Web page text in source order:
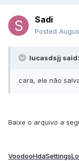
Sadi
Posted
lucasdsjj said:
cara, ele não
Baixe o arquivo a